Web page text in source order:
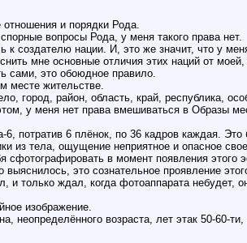
отношения и порядки Рода.
вопросы Рода, у меня такого права нет.
создателю нации. И, это же значит, что у
мне основные отличия этих наций от
сами, это обоюдное правило.
месте жительстве.
город, район, область, край, республика,
у меня нет права вмешиваться в Образы
потратив 6 плёнок, по 36 кадров каждая.
из тела, ощущение неприятное и опасное
сфотографировать в момент появления этого
это сознательное проявление
и только ждал, когда фотоаппарата
изображение.
возраста, лет этак 50-60-